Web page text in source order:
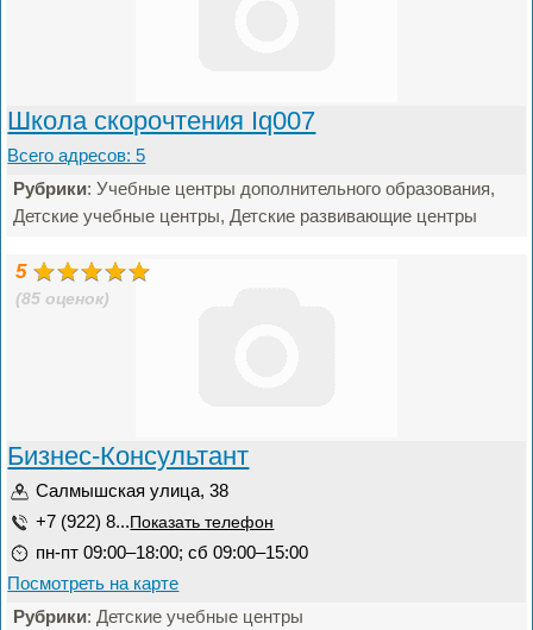
Школа скорочтения Iq007
Всего адресов: 5
Рубрики: Учебные центры дополнительного образования,
Детские учебные центры, Детские развивающие центры
5
(85 оценок)
Бизнес-Консультант
Салмышская улица, 38
+7 (922) 8... Показать телефон
пн-пт 09:00–18:00; сб 09:00–15:00
Посмотреть на карте
Рубрики: Детские учебные центры